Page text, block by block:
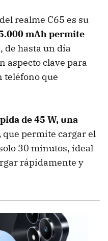
realme C65 es su
mAhpermite
, de hasta un día
aspecto clave para
teléfono que
de 45 W, una
que permite cargar el
30 minutos, ideal
rápidamente y